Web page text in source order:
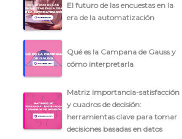
El futuro de las encuestas en la
era de la automatización
Qué es la Campana de Gauss y
cómo interpretarla
Matriz importancia-satisfacción
y cuadros de decisión:
herramientas clave para tomar
decisiones basadas en datos